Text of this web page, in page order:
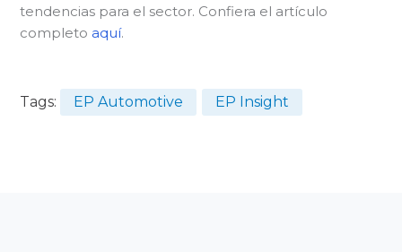
tendencias para el sector. Confiera el artículo
completo aquí.
Tags: EP Automotive EP Insight